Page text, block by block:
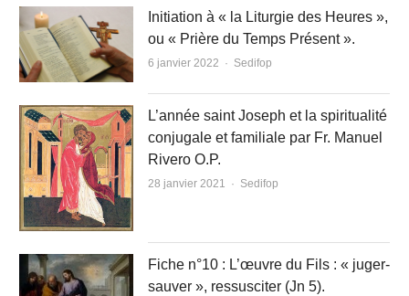
Initiation à « la Liturgie des Heures »,
ou « Prière du Temps Présent ».
6 janvier 2022 Author
Sedifop
L’année saint Joseph et la spiritualité
conjugale et familiale par Fr. Manuel
Rivero O.P.
28 janvier 2021 Author
Sedifop
Fiche n°10 : L’œuvre du Fils : « juger-
sauver », ressusciter (Jn 5).